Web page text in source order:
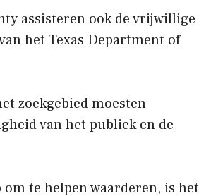
assisteren ook de vrijwillige
het Texas Department of
zoekgebied moesten
van het publiek en de
om te helpen waarderen, is het